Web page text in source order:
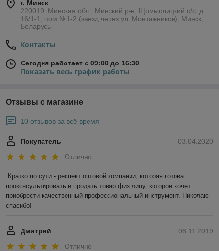
г. Минск
220019, Минская обл., Минский р-н, Щомыслицкий с/с, д.
16/1-1, пом.№1-2 (заезд через ул. Монтажников), Минск,
Беларусь
Контакты
Сегодня работает с 09:00 до 16:30
Показать весь график работы
Отзывы о магазине
10 отзывов за всё время
03.04.2020
Покупатель
Отлично
Кратко по сути - респект оптовой компании, которая готова
проконсультировать и продать товар физ.лицу, которое хочет
приобрести качественный профессиональный инструмент. Николаю
спасибо!
08.11.2019
Дмитрий
Отлично